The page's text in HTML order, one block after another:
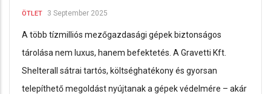
ÖTLET 3 September 2025
A több tízmilliós mezőgazdasági gépek biztonságos
tárolása nem luxus, hanem befektetés. A Gravetti Kft.
Shelterall sátrai tartós, költséghatékony és gyorsan
telepíthető megoldást nyújtanak a gépek védelmére – akár